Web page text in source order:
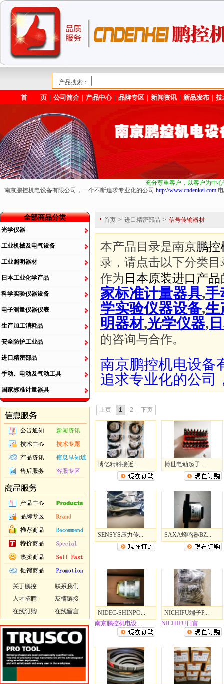
产品搜索：
首 页 ｜公司简介 ｜ 产品中心｜品牌专区 ｜新闻资讯 ｜新品发布 ｜技
充分尊重客户，以客户为中
南京鹏控机电设备有限公司，一个不断追求专业化的公司http://www.cndenkei.com
全部商品分类
光学仪器
工业机械及电气设备
工业照明器材
日本工业化学产品
科学实验仪器设备
电子测量仪器仪表
生产加工消耗品
安全防护工业品
进口精密部品
手动、电动及气动工具
国家标准计量器具
首页 > 进口精密部品 > 信号传输器材
本产品目录是南京鹏
录，请点击以下分类
作为 日本原装进口产品
家标准计量器具,手
学实验仪器设备,生
明器材,光学仪器,
的咨询与合作。
南京鹏控机电设备
追求专业化的公司
上页 1 2 下页
博亿精科接近... 博世电动起子...
SENSYS压力传... SAXA蜂鸣器BZ...
NIDEC-SHINPO...
南京鹏控机电设...
NICHIFU端子P...
NICHIFU日富